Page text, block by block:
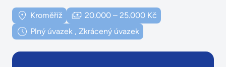
Kroměříž
20.000 – 25.000 Kč
Plný úvazek , Zkrácený úvazek